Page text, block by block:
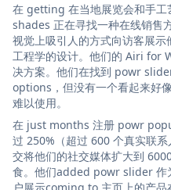
在 getting 在当地展览会和手
shades 正在寻找一种在线销
视觉上吸引人的方式向访客展
工程学的设计。他们的 Airi for
决方案。他们在找到 powr
options，但没有一个看起来好
难以使用。
在 just months 注册 powr
过 250%（超过 600 个真实联
交将他们的社交媒体扩大到
食。他们added powr slider 作